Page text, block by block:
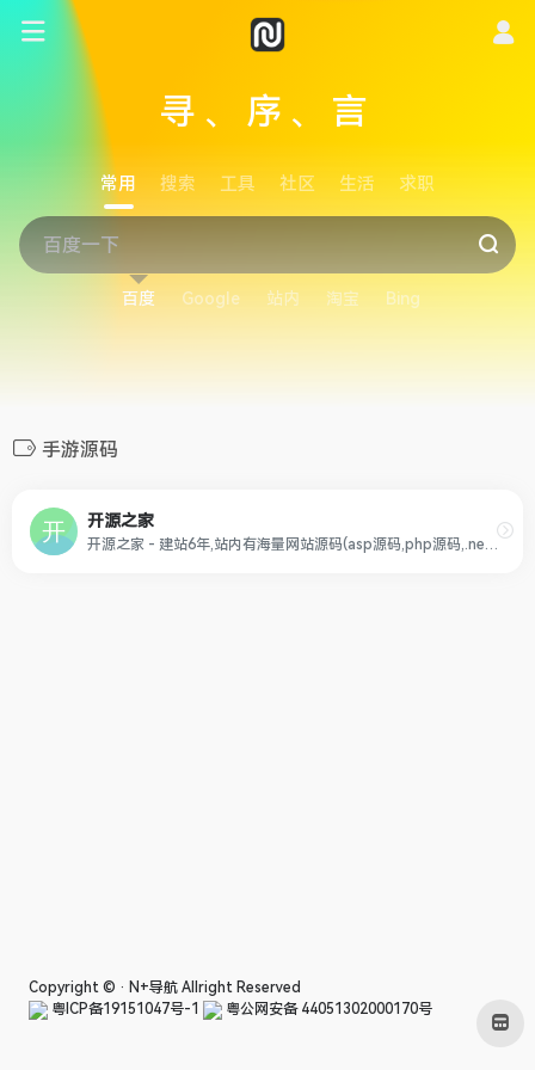
寻、序、言
常用 搜索 工具 社区 生活 求职
百度 Google 站内 淘宝 Bing
手游源码
开源之家
Copyright © · N+导航 Allright Reserved
粤ICP备19151047号-1
粤公网安备 44051302000170号